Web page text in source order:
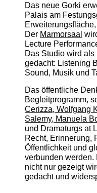
Das neue Gorki
Palais am
Der Marmorsaal
Lecture
Das Studiowird als
gedacht: Listening
Sound, Musik und
Das öffentliche
Begleitprogramm,
Cerizza, Wolfgang
Salemy, Manuela
und Dramaturgs at
Recht, Erinnerung,
Öffentlichkeit und
verbunden werden.
nicht nur gezeigt
gedacht und